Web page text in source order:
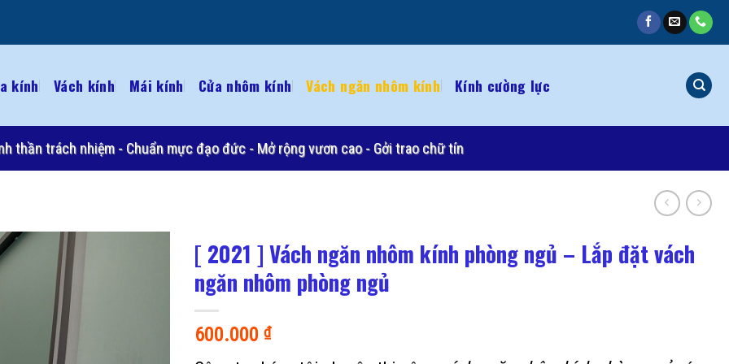
kính Vách kính Mái kính Cửa nhôm kính Vách ngăn nhôm kính Kính cường lực
thần trách nhiệm - Chuẩn mực đạo đức - Mở rộng vươn cao - Gởi trao chữ tín
[ 2021 ] Vách ngăn nhôm kính phòng ngủ – Lắp đặt vách
ngăn nhôm phòng ngủ
600.000 ₫